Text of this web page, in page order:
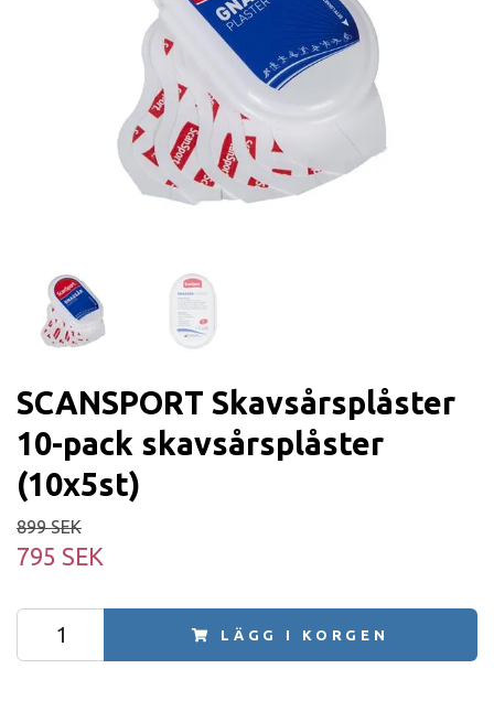
SCANSPORT Skavsårsplåster
10-pack skavsårsplåster
(10x5st)
899 SEK
795 SEK
LÄGG I KORGEN